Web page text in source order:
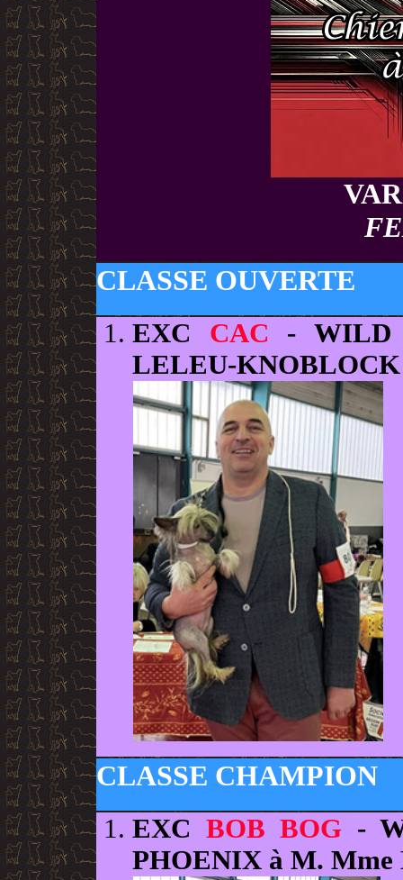
CLASSE OUVERTE
EXC CAC - WILD
LELEU-KNOBLOCK
CLASSE CHAMPION
EXC BOB BOG -
PHOENIX à M.